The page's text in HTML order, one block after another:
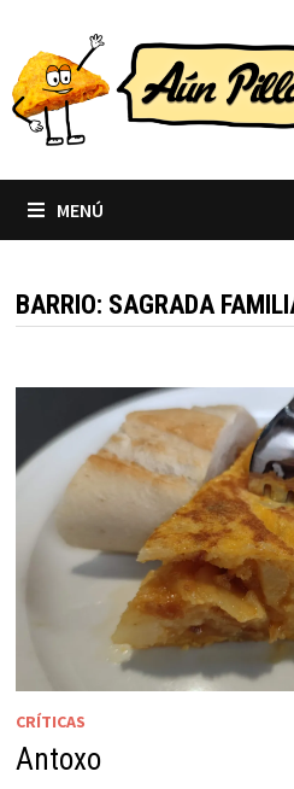
contenido
MENÚ
BARRIO: SAGRADA
CRÍTICAS
Antoxo